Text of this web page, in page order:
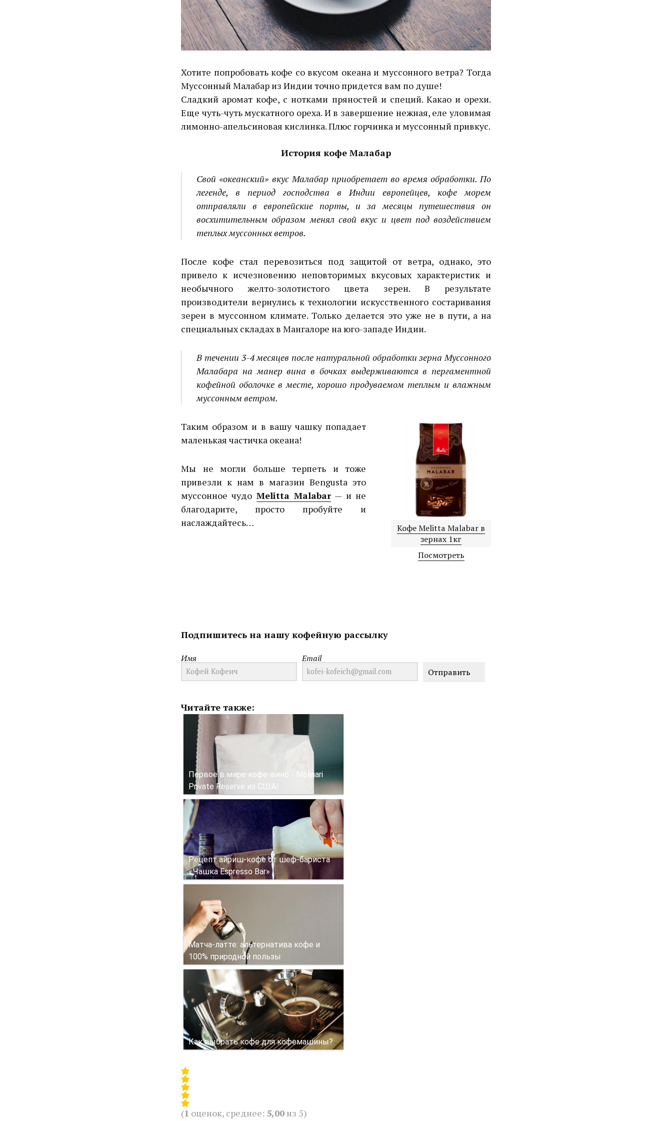
Хотите попробовать кофе со вкусом океана и муссонного ветра? Тогда
Муссонный Малабар из Индии точно придется вам по душе!
Сладкий аромат кофе, с нотками пряностей и специй. Какао и орехи.
Еще чуть-чуть мускатного ореха. И в завершение нежная, еле уловимая
лимонно-апельсиновая кислинка. Плюс горчинка и муссонный привкус.
История кофе Малабар
Свой «океанский» вкус Малабар приобретает во время обработки. По
легенде, в период господства в Индии европейцев, кофе морем
отправляли в европейские порты, и за месяцы путешествия он
восхитительным образом менял свой вкус и цвет под воздействием
теплых муссонных ветров.
После кофе стал перевозиться под защитой от ветра, однако, это
привело к исчезновению неповторимых вкусовых характеристик и
необычного желто-золотистого цвета зерен. В результате
производители вернулись к технологии искусственного состаривания
зерен в муссонном климате. Только делается это уже не в пути, а на
специальных складах в Мангалоре на юго-западе Индии.
В течении 3-4 месяцев после натуральной обработки зерна Муссонного
Малабара на манер вина в бочках выдерживаются в пергаментной
кофейной оболочке в месте, хорошо продуваемом теплым и влажным
муссонным ветром.
Кофе Melitta Malabar в
зернах 1кг
Посмотреть
Таким образом и в вашу чашку попадает
маленькая частичка океана!
Мы не могли больше терпеть и тоже
привезли к нам в магазин Bengusta это
муcсонное чудо Melitta Malabar— и не
благодарите, просто пробуйте и
наслаждайтесь…
Подпишитесь на нашу кофейную рассылку
Имя
Email
Отправить
Читайте также:
Первое в мире кофе-вино - Molinari
Private Reserve из США!
Рецепт айриш-кофе от шеф-бариста
«Чашка Espresso Bar»
Матча-латте: альтернатива кофе и
100% природной пользы
Как выбрать кофе для кофемашины?
(1 оценок, среднее: 5,00 из 5)